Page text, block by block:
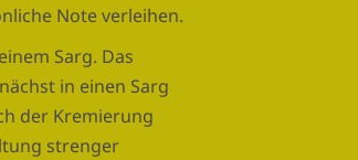
Note verleihen.
Sarg. Das
in einen Sarg
der Kremierung
strenger